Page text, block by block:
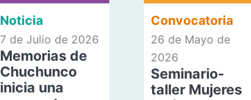
Noticia
7 de Julio de 2026
Memorias de
Chuchunco
inicia una
Convocatoria
26 de Mayo de
2026
Seminario-
taller Mujeres